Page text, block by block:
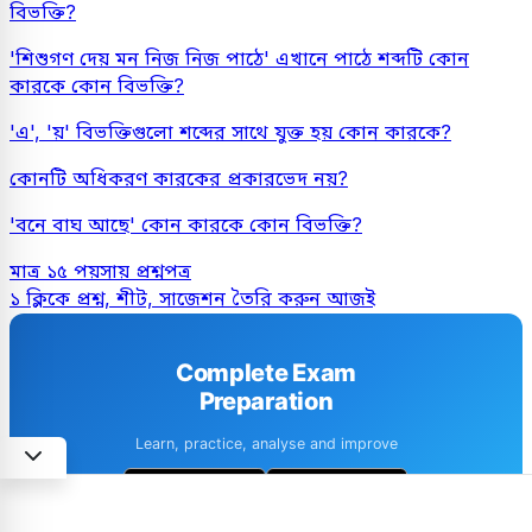
বিভক্তি?
'শিশুগণ দেয় মন নিজ নিজ পাঠে' এখানে পাঠে শব্দটি কোন
কারকে কোন বিভক্তি?
'এ', 'য়' বিভক্তিগুলো শব্দের সাথে যুক্ত হয় কোন কারকে?
কোনটি অধিকরণ কারকের প্রকারভেদ নয়?
'বনে বাঘ আছে' কোন কারকে কোন বিভক্তি?
মাত্র ১৫ পয়সায় প্রশ্নপত্র
১ ক্লিকে প্রশ্ন, শীট, সাজেশন তৈরি করুন আজই
Complete Exam
Preparation
Learn, practice, analyse and improve